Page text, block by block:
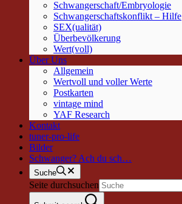
Schwangerschaft/Embryologie
Schwangerschaftskonflikt – Hilfe
SEX(ualität)
Überbevölkerung
Wert(voll)
Über Uns
Allgemein
Wertvoll und voller Werte
Postkarten
vintage mind
YAF Research
Kontakt
tuner-pro-life
Bilder
Schwanger? Ach du sch…
Suche
Seite durchsuchen